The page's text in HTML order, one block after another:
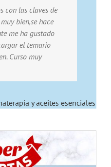
con las claves de
bien,se hace
me ha gustado
el temario
Curso muy
y aceites esenciales